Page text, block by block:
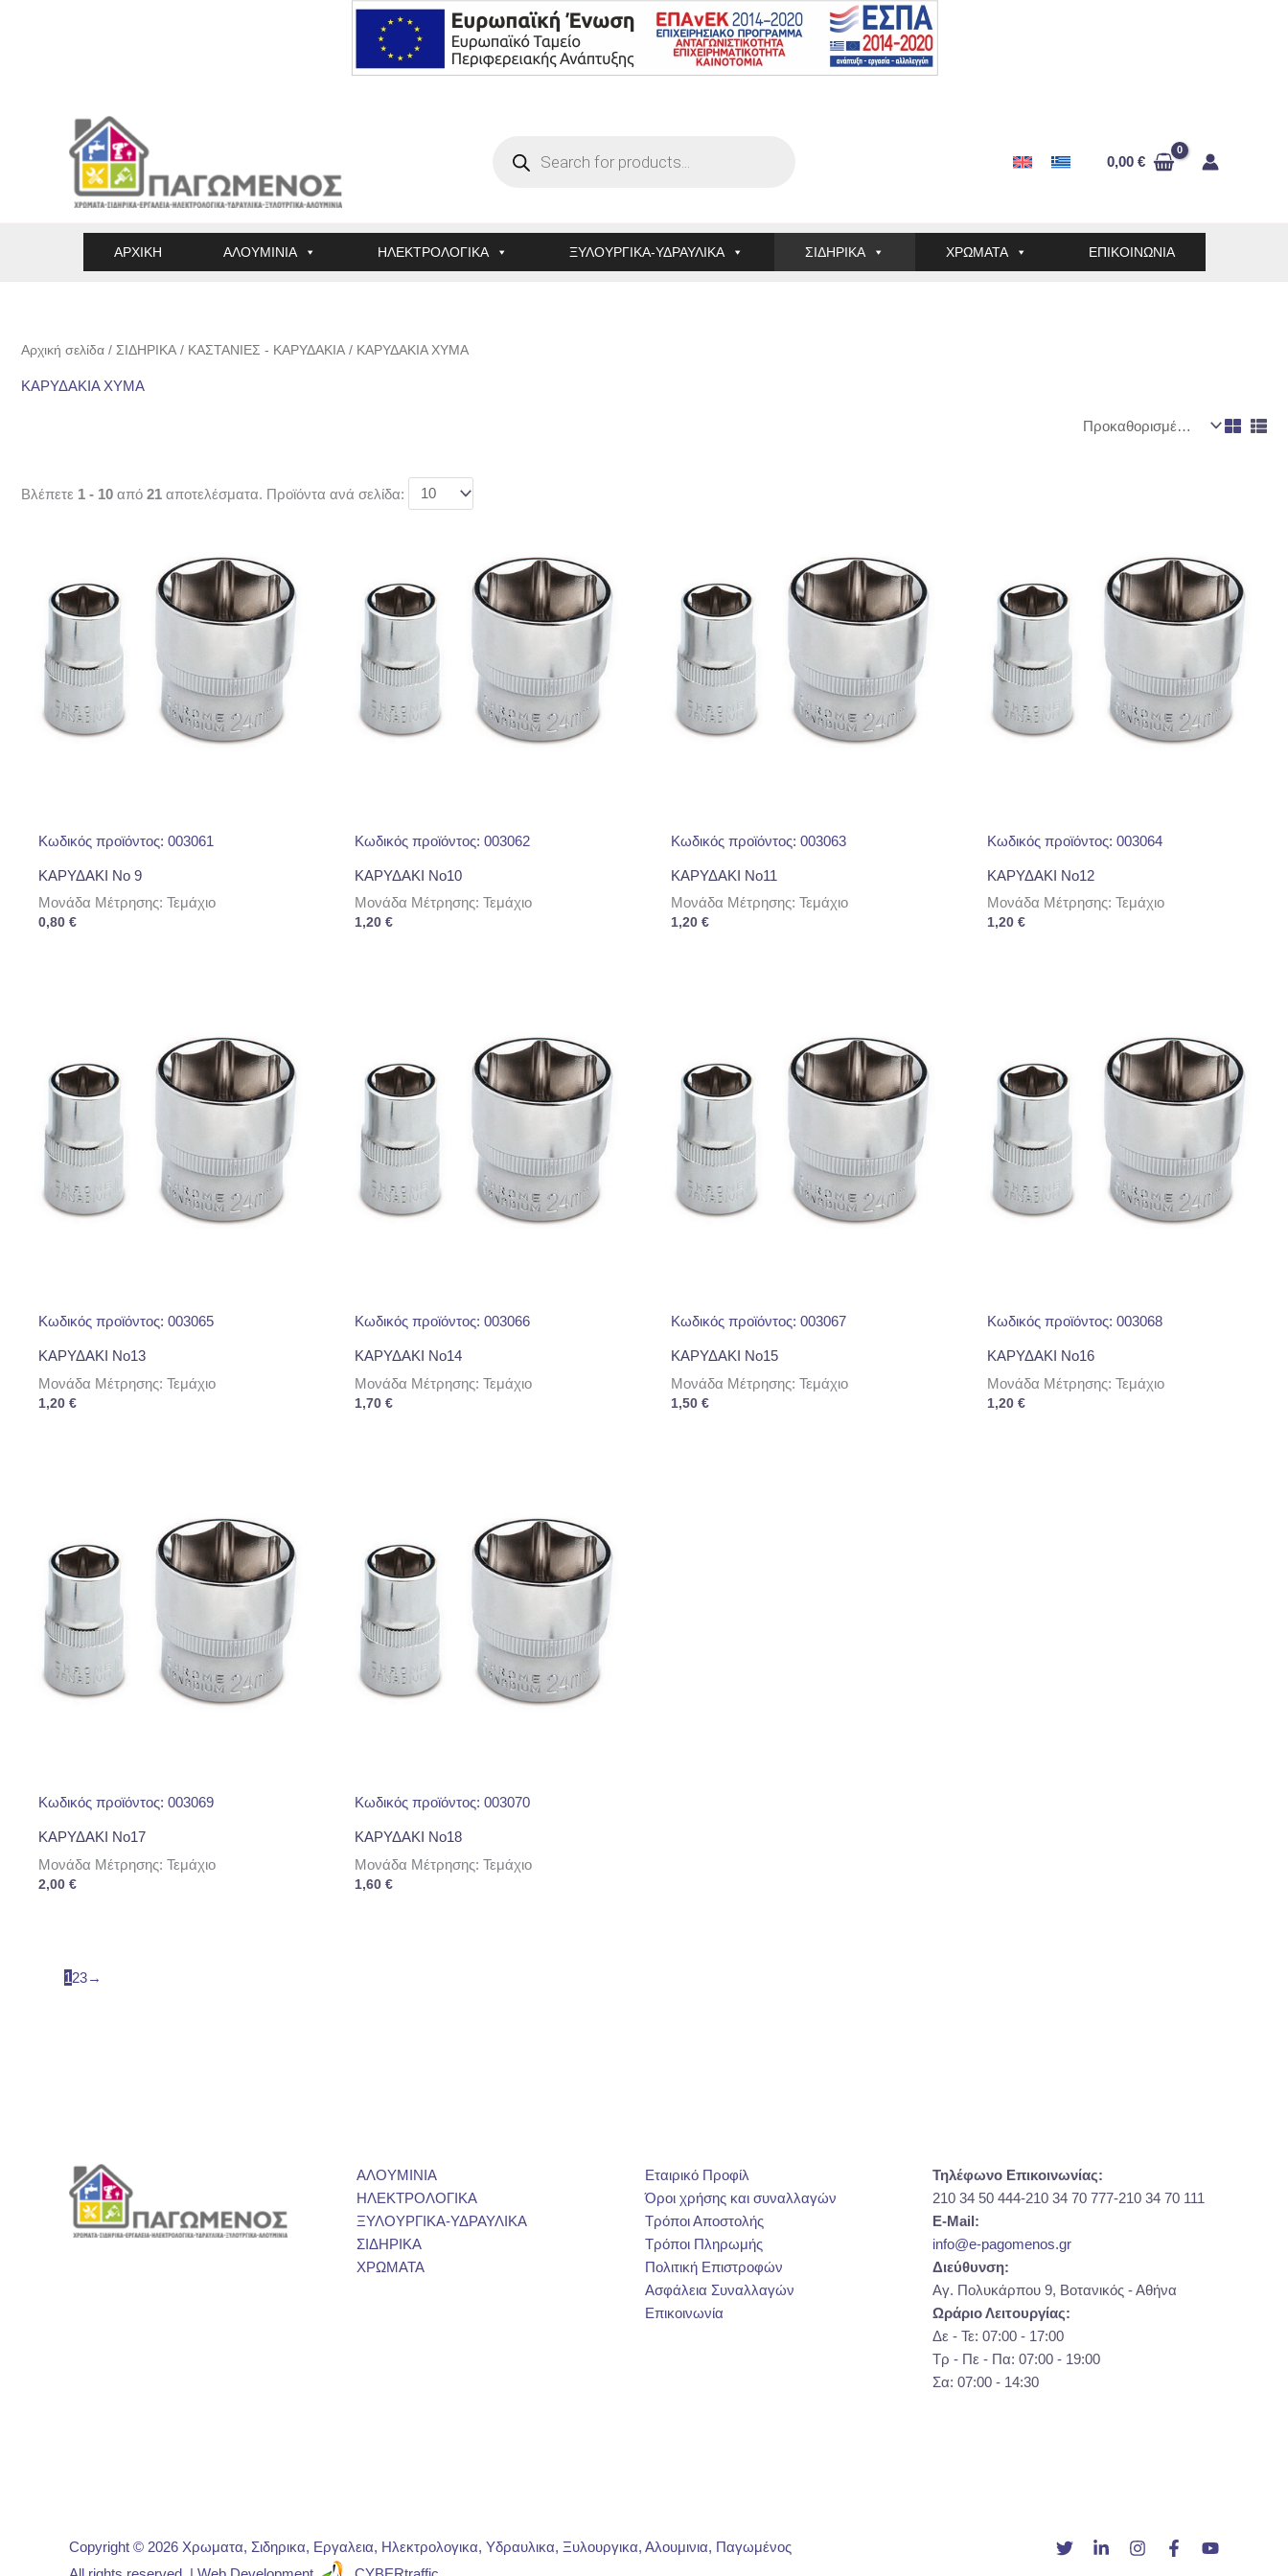
0,00 €
ΑΡΧΙΚΗ ΑΛΟΥΜΙΝΙΑ ΗΛΕΚΤΡΟΛΟΓΙΚΑ ΞΥΛΟΥΡΓΙΚΑ-ΥΔΡΑΥΛΙΚΑ ΣΙΔΗΡΙΚΑ ΧΡΩΜΑΤΑ ΕΠΙΚΟΙΝΩΝΙΑ
Αρχική σελίδα / ΣΙΔΗΡΙΚΑ / ΚΑΣΤΑΝΙΕΣ - ΚΑΡΥΔΑΚΙΑ / ΚΑΡΥΔΑΚΙΑ ΧΥΜΑ
ΚΑΡΥΔΑΚΙΑ ΧΥΜΑ
Βλέπετε 1 - 10 από 21 αποτελέσματα. Προϊόντα ανά σελίδα:
Κωδικός προϊόντος: 003061
ΚΑΡΥΔΑΚΙ Νο 9
Μονάδα Μέτρησης: Τεμάχιο
0,80 €
Κωδικός προϊόντος: 003062
ΚΑΡΥΔΑΚΙ No10
Μονάδα Μέτρησης: Τεμάχιο
1,20 €
Κωδικός προϊόντος: 003063
ΚΑΡΥΔΑΚΙ No11
Μονάδα Μέτρησης: Τεμάχιο
1,20 €
Κωδικός προϊόντος: 003064
ΚΑΡΥΔΑΚΙ No12
Μονάδα Μέτρησης: Τεμάχιο
1,20 €
Κωδικός προϊόντος: 003065
ΚΑΡΥΔΑΚΙ No13
Μονάδα Μέτρησης: Τεμάχιο
1,20 €
Κωδικός προϊόντος: 003066
ΚΑΡΥΔΑΚΙ No14
Μονάδα Μέτρησης: Τεμάχιο
1,70 €
Κωδικός προϊόντος: 003067
ΚΑΡΥΔΑΚΙ No15
Μονάδα Μέτρησης: Τεμάχιο
1,50 €
Κωδικός προϊόντος: 003068
ΚΑΡΥΔΑΚΙ No16
Μονάδα Μέτρησης: Τεμάχιο
1,20 €
Κωδικός προϊόντος: 003069
ΚΑΡΥΔΑΚΙ No17
Μονάδα Μέτρησης: Τεμάχιο
2,00 €
Κωδικός προϊόντος: 003070
ΚΑΡΥΔΑΚΙ No18
Μονάδα Μέτρησης: Τεμάχιο
1,60 €
123→
ΑΛΟΥΜΙΝΙΑ
ΗΛΕΚΤΡΟΛΟΓΙΚΑ
ΞΥΛΟΥΡΓΙΚΑ-ΥΔΡΑΥΛΙΚΑ
ΣΙΔΗΡΙΚΑ
ΧΡΩΜΑΤΑ
Εταιρικό Προφίλ
Όροι χρήσης και συναλλαγών
Τρόποι Αποστολής
Τρόποι Πληρωμής
Πολιτική Επιστροφών
Ασφάλεια Συναλλαγών
Επικοινωνία
Τηλέφωνο Επικοινωνίας:
210 34 50 444-210 34 70 777-210 34 70 111
E-Mail:
info@e-pagomenos.gr
Διεύθυνση:
Αγ. Πολυκάρπου 9, Βοτανικός - Αθήνα
Ωράριο Λειτουργίας:
Δε - Τε: 07:00 - 17:00
Τρ - Πε - Πα: 07:00 - 19:00
Σα: 07:00 - 14:30
Copyright © 2026 Χρωματα, Σιδηρικα, Εργαλεια, Ηλεκτρολογικα, Υδραυλικα, Ξυλουργικα, Αλουμινια, Παγωμένος